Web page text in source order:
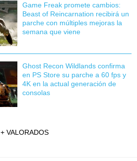
Game Freak promete cambios:
Beast of Reincarnation recibirá un
parche con múltiples mejoras la
semana que viene
Ghost Recon Wildlands confirma
en PS Store su parche a 60 fps y
4K en la actual generación de
consolas
+ VALORADOS